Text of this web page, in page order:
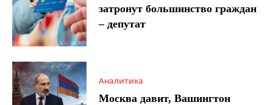
затронут большинство граждан
– депутат
Аналитика
Москва давит, Вашингтон